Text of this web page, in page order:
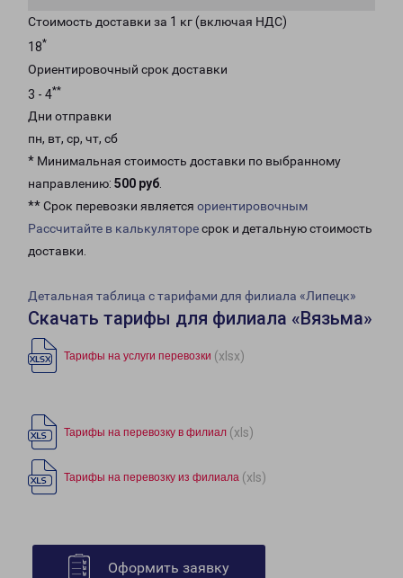
Стоимость доставки за 1 кг (включая НДС)
18*
Ориентировочный срок доставки
3 - 4**
Дни отправки
пн, вт, ср, чт, сб
* Минимальная стоимость доставки по выбранному
направлению: 500 руб.
** Срок перевозки является ориентировочным
Рассчитайте в калькуляторесрок и детальную стоимость
доставки.
Детальная таблица с тарифами для филиала «Липецк»
Скачать тарифы для филиала «Вязьма»
Тарифы на услуги перевозки (xlsx)
Тарифы на перевозку в филиал (xls)
Тарифы на перевозку из филиала (xls)
Оформить заявку